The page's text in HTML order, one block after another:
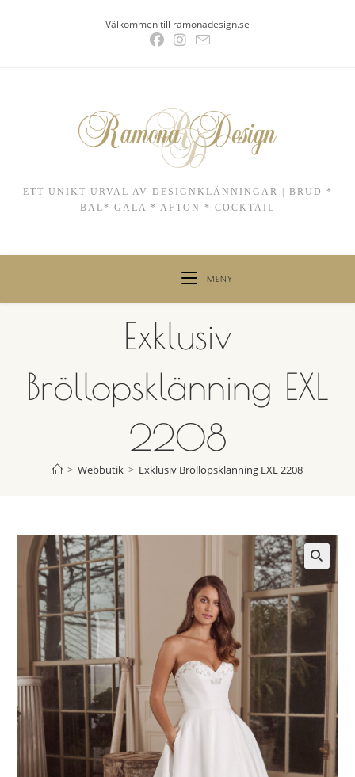
Välkommen till ramonadesign.se
ETT UNIKT URVAL AV DESIGNKLÄNNINGAR | BRUD *
BAL* GALA * AFTON * COCKTAIL
MENY
Exklusiv
Bröllopsklänning EXL
2208
> Webbutik > Exklusiv Bröllopsklänning EXL 2208